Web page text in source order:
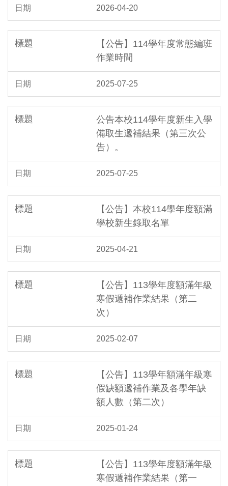
2026-04-20
【公告】114學年度常態編班
作業時間
2025-07-25
公告本校114學年度新生入學
備取生遞補結果（第三次公
告）。
2025-07-25
【公告】本校114學年度額滿
學校新生錄取名單
2025-04-21
【公告】113學年度額滿年級
寒假遞補作業結果（第二
次）
2025-02-07
【公告】113學年額滿年級寒
假缺額遞補作業及各學年缺
額人數（第二次）
2025-01-24
【公告】113學年度額滿年級
寒假遞補作業結果（第一